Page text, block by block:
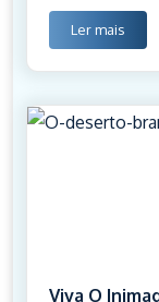
Ler mais
Viva O